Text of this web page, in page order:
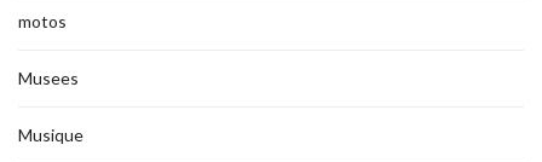
motos
Musees
Musique